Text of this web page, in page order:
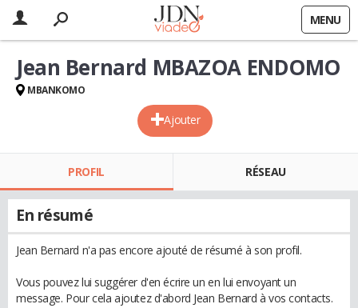
MENU
Ajouter
Jean Bernard MBAZOA ENDOMO
MBANKOMO
PROFIL RÉSEAU
En résumé
Jean Bernard n'a pas encore ajouté de résumé à son profil.
Vous pouvez lui suggérer d'en écrire un en lui envoyant un
message. Pour cela ajoutez d'abord Jean Bernard à vos contacts.